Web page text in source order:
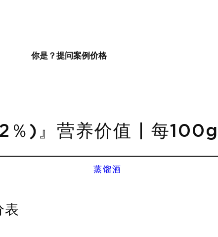
你是？ 提问案例价格
％)』营养价值 | 每
蒸馏酒
表